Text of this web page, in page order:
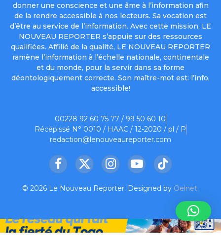
donner une conscience et une âme à l’information afin
de la rendre accessible à nos lecteurs. Sa vocation est
d’être au service de l’information. Avec cette mission, LE
NOUVEAU REPORTER s’appuie sur des ressources
qualifiées. Affilié de la qualité, LE NOUVEAU REPORTER
ramène l’information à l’échelle nationale, continentale
et du monde, pour la servir dans sa forme
déontologiquement correcte. Son maître-mot est: l’info,
accessible!
00228 92 60 75 77 / 99 50 60 10
Récépissé N° 0010 / HAAC / 12-2020 / pl / P
redaction@lenouveaureporter.com
Facebook
X
InstagramYouTubeTikTok
© 2026 Le Nouveau Reporter. Designed by Oelnet.